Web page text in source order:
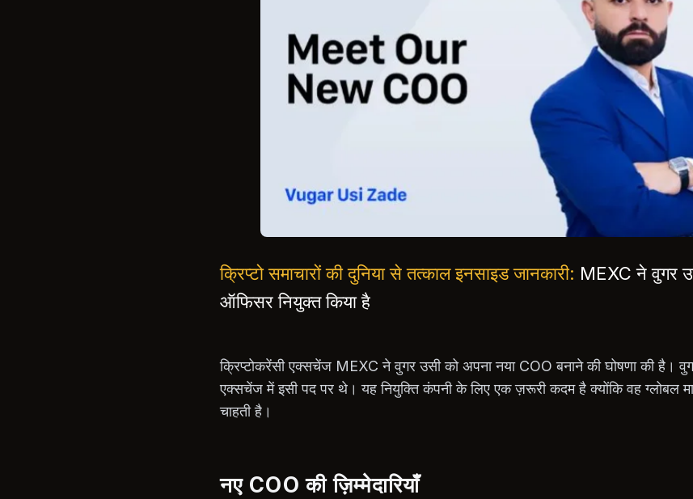
क्रिप्टो समाचारों की दुनिया से तत्काल इनसाइड जानकारी: MEXC ने वुगर
ऑफिसर नियुक्त किया है
क्रिप्टोकरेंसी एक्सचेंज MEXC ने वुगर उसी को अपना नया COO बनाने की घोषणा की है।
एक्सचेंज में इसी पद पर थे। यह नियुक्ति कंपनी के लिए एक ज़रूरी कदम है क्योंकि वह ग्लोबल
चाहती है।
नए COO की ज़िम्मेदारियाँ